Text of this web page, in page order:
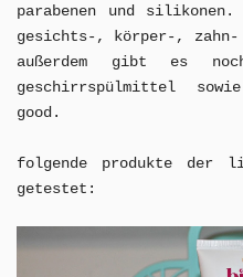
parabenen und
gesichts-, körper-,
außerdem gibt es
geschirrspülmittel
good.
folgende produkte der
getestet: